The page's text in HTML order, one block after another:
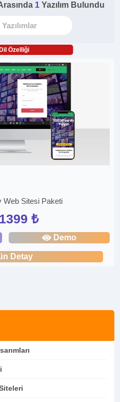
1 Yazılım Bulundu
Özelliği
Web Sitesi Paketi
1399 ₺
Demo
Detay